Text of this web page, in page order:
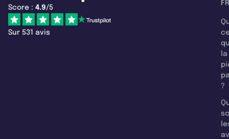
Score : 4.9/5
Sur 531 avis
la
?